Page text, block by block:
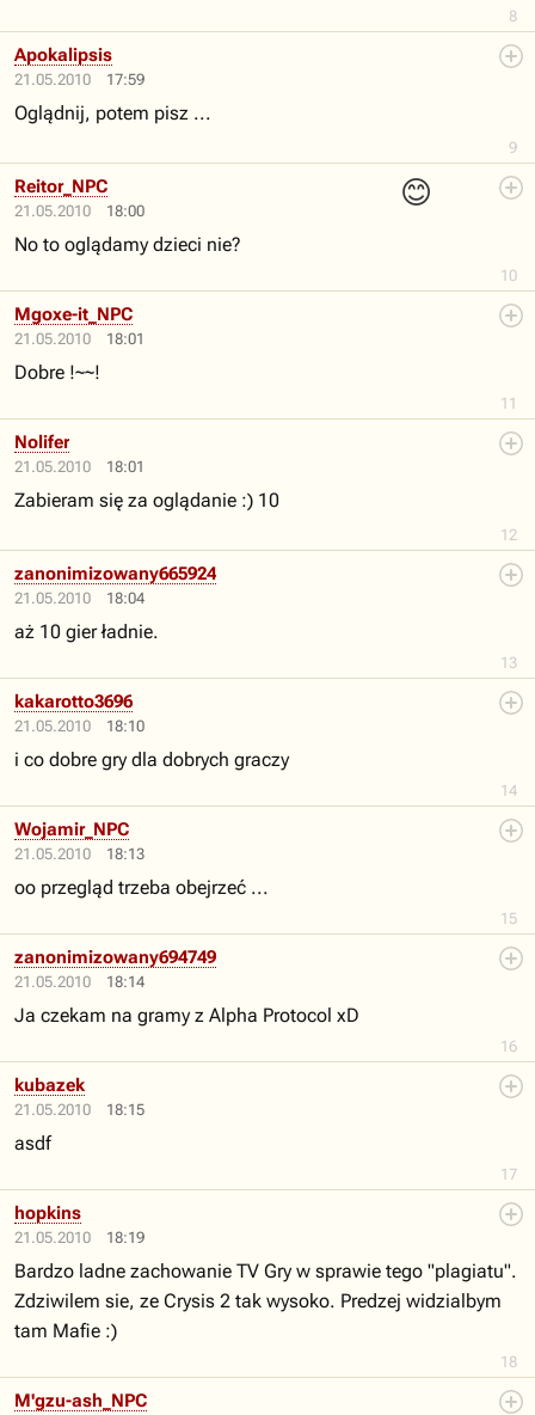
8
21.05.2010 17:59
9
Apokalipsis
Oglądnij, potem pisz ...
21.05.2010 18:00
😊
10
Reitor_NPC
No to oglądamy dzieci nie?
21.05.2010 18:01
11
Mgoxe-it_NPC
Dobre !~~!
21.05.2010 18:01
12
Nolifer
Zabieram się za oglądanie :) 10
21.05.2010 18:04
13
zanonimizowany665924
aż 10 gier ładnie.
21.05.2010 18:10
14
kakarotto3696
i co dobre gry dla dobrych graczy
21.05.2010 18:13
15
Wojamir_NPC
oo przegląd trzeba obejrzeć ...
21.05.2010 18:14
16
zanonimizowany694749
Ja czekam na gramy z Alpha Protocol xD
21.05.2010 18:15
17
kubazek
asdf
21.05.2010 18:19
18
hopkins
Bardzo ladne zachowanie TV Gry w sprawie tego "plagiatu".
Zdziwilem sie, ze Crysis 2 tak wysoko. Predzej widzialbym
tam Mafie :)
M'gzu-ash_NPC